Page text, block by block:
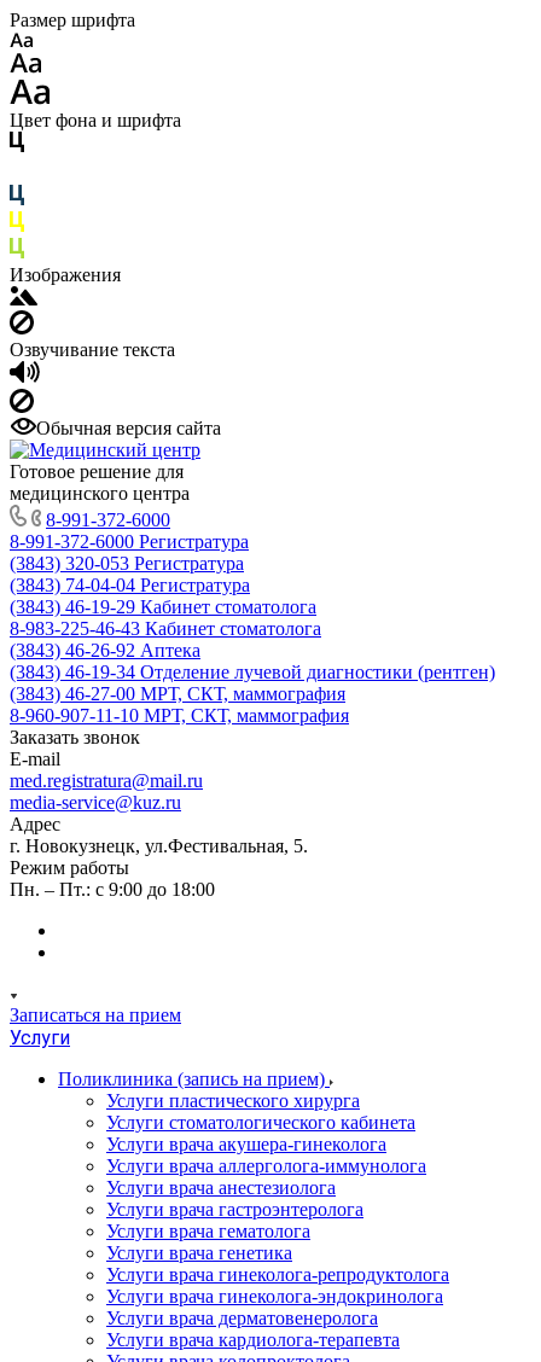
Размер шрифта
Цвет фона и шрифта
Изображения
Озвучивание текста
Обычная версия сайта
Готовое решение для
медицинского центра
8-991-372-6000
8-991-372-6000 Регистратура
(3843) 320-053 Регистратура
(3843) 74-04-04 Регистратура
(3843) 46-19-29 Кабинет стоматолога
8-983-225-46-43 Кабинет стоматолога
(3843) 46-26-92 Аптека
(3843) 46-19-34 Отделение лучевой диагностики (рентген)
(3843) 46-27-00 МРТ, СКТ, маммография
8-960-907-11-10 МРТ, СКТ, маммография
Заказать звонок
E-mail
med.registratura@mail.ru
media-service@kuz.ru
Адрес
г. Новокузнецк, ул.Фестивальная, 5.
Режим работы
Пн. – Пт.: с 9:00 до 18:00
Записаться на прием
Услуги
Поликлиника (запись на прием)
Услуги пластического хирурга
Услуги стоматологического кабинета
Услуги врача акушера-гинеколога
Услуги врача аллерголога-иммунолога
Услуги врача анестезиолога
Услуги врача гастроэнтеролога
Услуги врача гематолога
Услуги врача генетика
Услуги врача гинеколога-репродуктолога
Услуги врача гинеколога-эндокринолога
Услуги врача дерматовенеролога
Услуги врача кардиолога-терапевта